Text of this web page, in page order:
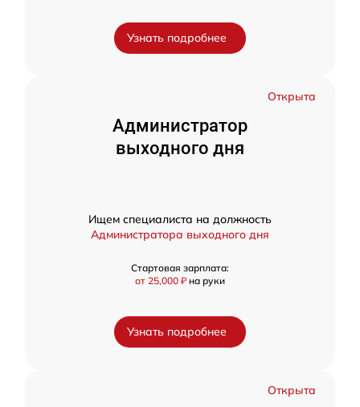
Узнать подробнее
Открыта
Администратор
выходного дня
Ищем специалиста на должность
Администратора выходного дня
Стартовая зарплата:
от 25,000 ₽ на руки
Узнать подробнее
Открыта